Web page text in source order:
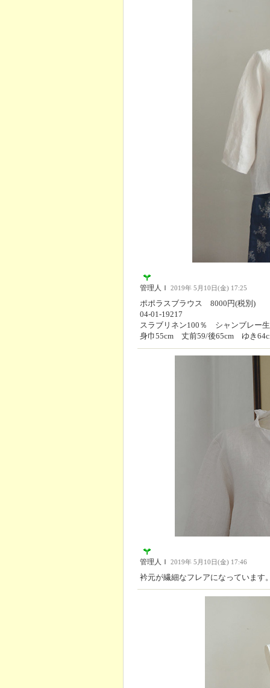
管理人Ｉ 2019年 5月10日(金) 17:25
ポポラスブラウス 8000円(税別)
04-01-19217
スラブリネン100％ シャンブレー
身巾55cm 丈前59/後65cm ゆき
管理人Ｉ 2019年 5月10日(金) 17:46
衿元が繊細なフレアになっています